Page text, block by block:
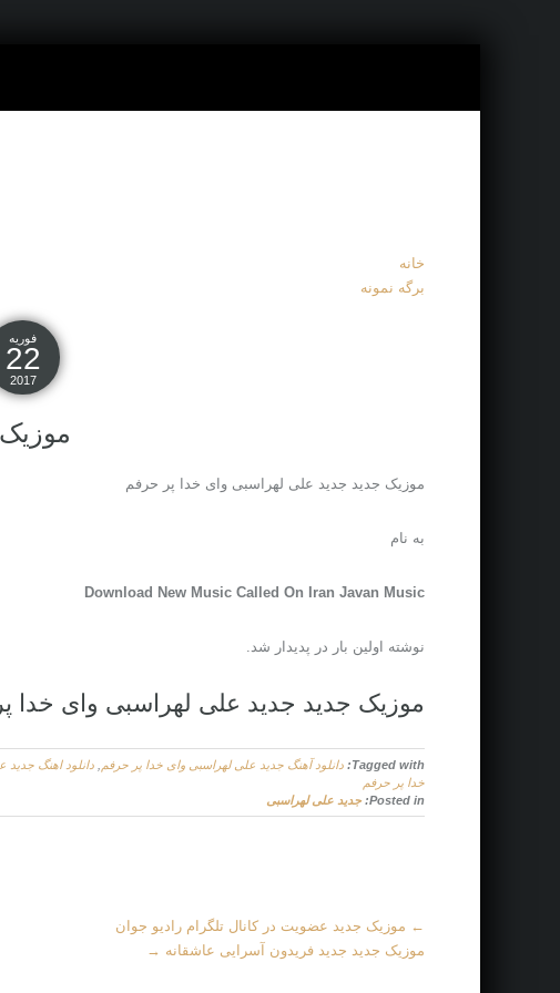
خانه
برگه نمونه
فوریه
22
2017
موزیک جدید جديد علی لهراسبی وای خدا پر حرفم
به نام
Download New Music Called On Iran Javan Music
نوشته اولین بار در پدیدار شد.
موزیک جدید جديد علی لهراسبی وای خدا
Tagged with: دانلود آهنگ جديد علی لهراسبی وای خدا پر حرفم دانلود اهنگ جديد
خدا پر حرفم
Posted in: جديد علی لهراسبی
M← موزیک جدید عضویت در کانال تلگرام رادیو جوان
موزیک جدید جديد فریدون آسرایی عاشقانه →